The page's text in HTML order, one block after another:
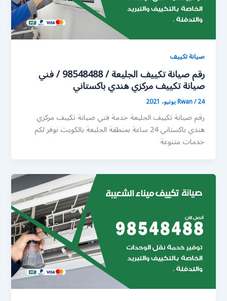
صيانة تكييف
رقم صيانة تكييف الجليعة / 98548488 / فني
صيانة تكييف مركزي هندي باكستاني
Rwan/24 يونيو، 2021
رقم صيانة تكييف الجليعة خدمة فني صيانة تكييف مركزي
هندي باكستاني 24 ساعة بمنطقة الجليعة بالكويت نوفر لكم
خدمات متنوعة